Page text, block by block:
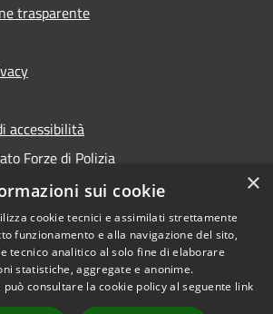
trasparente
accessibilità
Forze di Polizia
sito
Copyright © 2026 • Comune di
×
sui cookie
cookie tecnici e assimilati strettamente
funzionamento e alla navigazione del sito,
tecnico analitico al solo fine di elaborare
statistiche, aggregate e anonime.
consultare la cookie policy al seguente link